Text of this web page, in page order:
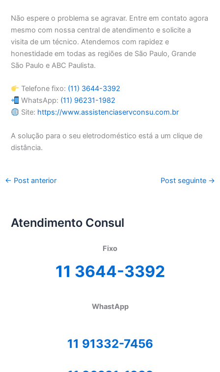
Não espere o problema se agravar. Entre em contato agora
mesmo com nossa central de atendimento e solicite a
visita de um técnico. Atendemos com rapidez e
honestidade em todas as regiões de São Paulo, Grande
São Paulo e ABC Paulista.
Telefone fixo: (11) 3644-3392
WhatsApp: (11) 96231-1982
Site: https://www.assistenciaservconsu.com.br
A solução para o seu eletrodoméstico está a um clique de
distância.
← Post anterior Post seguinte →
Atendimento Consul
Fixo
11 3644-3392
WhastApp
11 91332-7456